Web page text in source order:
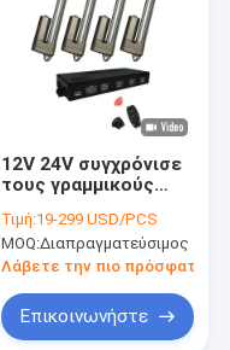
12V 24V συγχρόνισε
τους γραμμικούς
ενεργοποιητών για 3
ή 4 ενεργοποιητές
Τιμή:19-299 USD/PCS
MOQ:Διαπραγματεύσιμος
Λάβετε την πιο πρόσφατη
Επικοινωνήστε